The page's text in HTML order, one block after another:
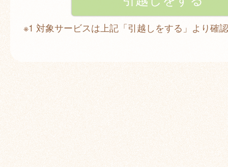
※1 対象サービスは上記「引越しをする」より確